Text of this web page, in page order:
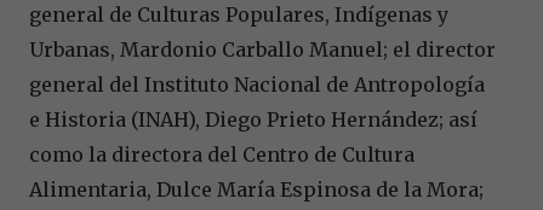
general de Culturas Populares, Indígenas y
Urbanas, Mardonio Carballo Manuel; el director
general del Instituto Nacional de Antropología
e Historia (INAH), Diego Prieto Hernández; así
como la directora del Centro de Cultura
Alimentaria, Dulce María Espinosa de la Mora;